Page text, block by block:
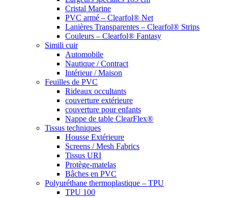
Cristal Marine
PVC armé – Clearfol® Net
Lanières Transparentes – Clearfol® Strips
Couleurs – Clearfol® Fantasy
Simili cuir
Automobile
Nautique / Contract
Intérieur / Maison
Feuilles de PVC
Rideaux occultants
couverture extérieure
couverture pour enfants
Nappe de table ClearFlex®
Tissus techniques
Housse Extérieure
Screens / Mesh Fabrics
Tissus URI
Protège-matelas
Bâches en PVC
Polyuréthane thermoplastique – TPU
TPU 100